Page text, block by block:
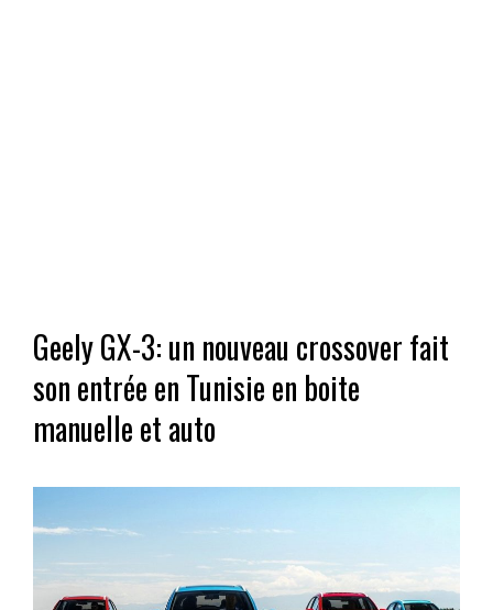
Geely GX-3: un nouveau crossover fait
son entrée en Tunisie en boite
manuelle et auto